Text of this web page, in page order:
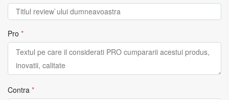
Pro *
Contra *